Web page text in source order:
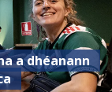
a dhéanann